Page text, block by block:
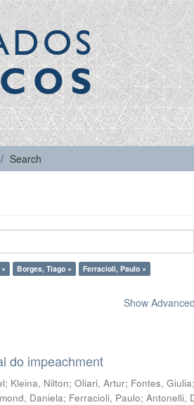
Search
Borges, Tiago ×
Ferracioli, Paulo ×
Show
do impeachment
; Kleina, Nilton;Oliari, Artur; Fontes, Giulia;
Daniela; Ferracioli, Paulo;Antonelli,